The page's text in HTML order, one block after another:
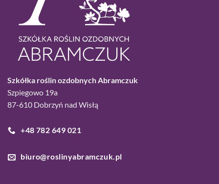
Szkółka roślin ozdobnych Abramczuk
Szpiegowo 19a
87-610 Dobrzyń nad Wisłą
+48 782 649 021
biuro@roslinyabramczuk.pl